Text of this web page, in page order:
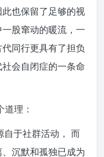
也保留了足够的视
股窜动的暖流，一
同行更具有了担负
会自闭症的一条命
理：
自于社群活动， 而
沉默和孤独已成为